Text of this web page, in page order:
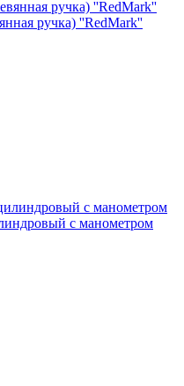
ручка) ''RedMark''
с манометром